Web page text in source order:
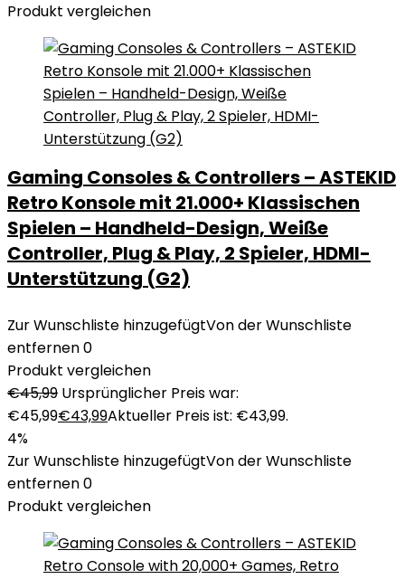
Produkt vergleichen
Gaming Consoles & Controllers – ASTEKID
Retro Konsole mit 21.000+ Klassischen
Spielen – Handheld-Design, Weiße
Controller, Plug & Play, 2 Spieler, HDMI-
Unterstützung (G2)
Zur Wunschliste hinzugefügtVon der Wunschliste
entfernen0
Produkt vergleichen
€45,99 Ursprünglicher Preis war:
€45,99€43,99Aktueller Preis ist: €43,99.
4%
Zur Wunschliste hinzugefügtVon der Wunschliste
entfernen0
Produkt vergleichen